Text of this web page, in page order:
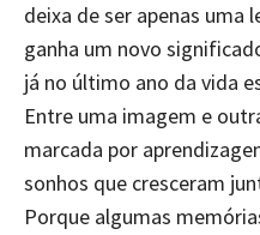
deixa de ser apenas uma
ganha um novo
já no último ano da vida
Entre uma imagem e
marcada por
sonhos que cresceram
Porque algumas